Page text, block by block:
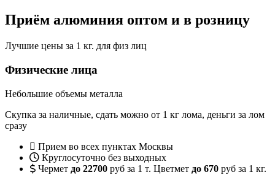
Приём алюминия оптом и в розницу
Лучшие цены за 1 кг. для физ лиц
Физические лица
Небольшие объемы металла
Скупка за наличные, сдать можно от 1 кг лома, деньги за лом
сразу
Прием во всех пунктах Москвы
Круглосуточно без выходных
Чермет до 22700 руб за 1 т. Цветмет до 670 руб за 1 кг.